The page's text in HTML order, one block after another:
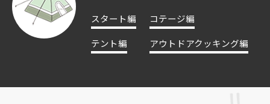
スタート編
コテージ編
テント編
アウトドアクッキング編